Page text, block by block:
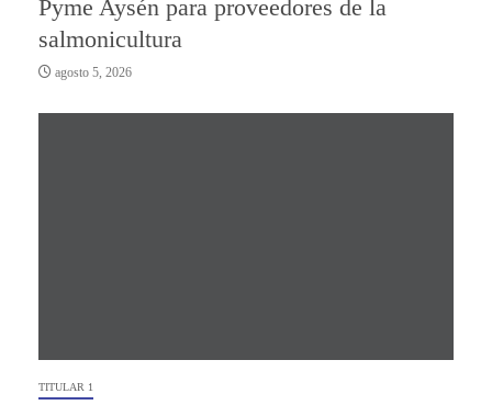
Pyme Aysén para proveedores de la
salmonicultura
agosto 5, 2026
TITULAR 1